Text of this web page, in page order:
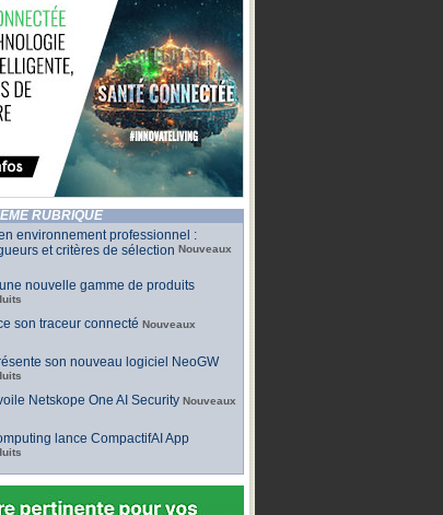
RUBRIQUE
environnement professionnel :
et critères de sélection Nouveaux
nouvelle gamme de produits
son traceur connecté Nouveaux
son nouveau logiciel NeoGW
Netskope One AI Security Nouveaux
lance CompactifAI App